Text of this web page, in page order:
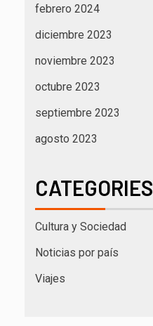
febrero 2024
diciembre 2023
noviembre 2023
octubre 2023
septiembre 2023
agosto 2023
CATEGORIES
Cultura y Sociedad
Noticias por país
Viajes